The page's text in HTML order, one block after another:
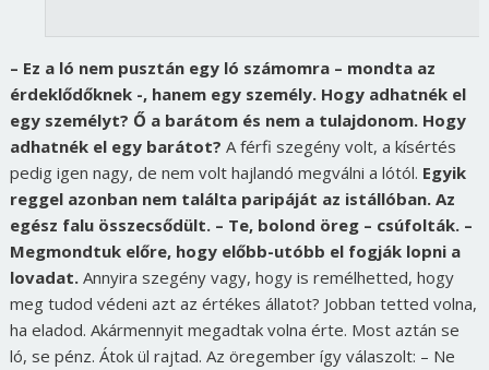
– Ez a ló nem pusztán egy ló számomra – mondta az
érdeklődőknek -, hanem egy személy. Hogy adhatnék el
egy személyt? Ő a barátom és nem a tulajdonom. Hogy
adhatnék el egy barátot? A férfi szegény volt, a kísértés
pedig igen nagy, de nem volt hajlandó megválni a lótól. Egyik
reggel azonban nem találta paripáját az istállóban. Az
egész falu összecsődült. – Te, bolond öreg – csúfolták. –
Megmondtuk előre, hogy előbb-utóbb el fogják lopni a
lovadat. Annyira szegény vagy, hogy is remélhetted, hogy
meg tudod védeni azt az értékes állatot? Jobban tetted volna,
ha eladod. Akármennyit megadtak volna érte. Most aztán se
ló, se pénz. Átok ül rajtad. Az öregember így válaszolt: – Ne